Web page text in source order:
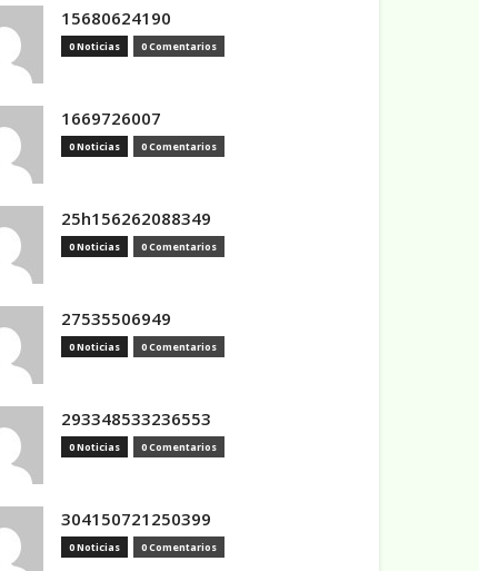
15680624190
0 Noticias 0 Comentarios
1669726007
0 Noticias 0 Comentarios
25h156262088349
0 Noticias 0 Comentarios
27535506949
0 Noticias 0 Comentarios
293348533236553
0 Noticias 0 Comentarios
304150721250399
0 Noticias 0 Comentarios